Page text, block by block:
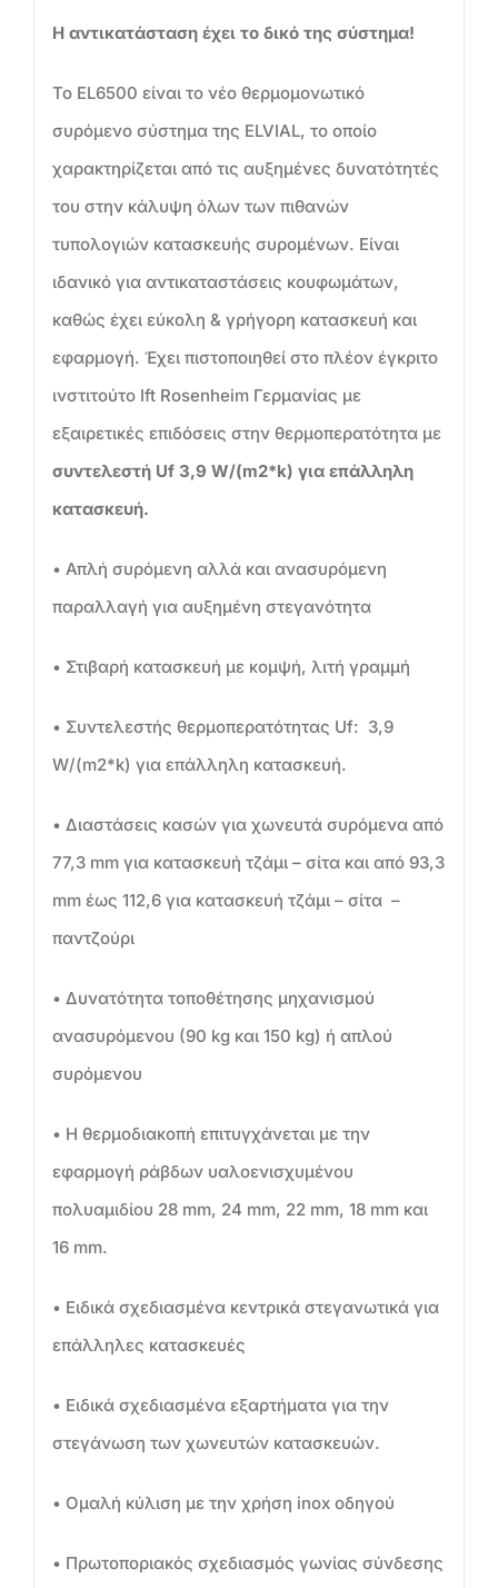
Hαντικατάσταση έχει το δικό της σύστημα!
Το EL6500 είναι το νέο θερμομονωτικό
συρόμενο σύστημα της ELVIAL, το οποίο
χαρακτηρίζεται από τις αυξημένες δυνατότητές
του στην κάλυψη όλων των πιθανών
τυπολογιών κατασκευής συρομένων. Είναι
ιδανικό για αντικαταστάσεις κουφωμάτων,
καθώς έχει εύκολη & γρήγορη κατασκευή και
εφαρμογή. Έχει πιστοποιηθεί στο πλέον έγκριτο
ινστιτούτο Ift Rosenheim Γερμανίας με
εξαιρετικές επιδόσεις στην θερμοπερατότητα με
συντελεστή Uf 3,9 W/(m2*k) για επάλληλη
κατασκευή.
• Απλή συρόμενη αλλά και ανασυρόμενη
παραλλαγή για αυξημένη στεγανότητα
• Στιβαρή κατασκευή με κομψή, λιτή γραμμή
• Συντελεστής θερμοπερατότητας Uf: 3,9
W/(m2*k) για επάλληλη κατασκευή.
• Διαστάσεις κασών για χωνευτά συρόμενα από
77,3 mm για κατασκευή τζάμι – σίτα και από 93,3
mm έως 112,6 για κατασκευή τζάμι – σίτα –
παντζούρι
• Δυνατότητα τοποθέτησης μηχανισμού
ανασυρόμενου (90 kg και 150 kg) ή απλού
συρόμενου
• Η θερμοδιακοπή επιτυγχάνεται με την
εφαρμογή ράβδων υαλοενισχυμένου
πολυαμιδίου 28 mm, 24 mm, 22 mm, 18 mm και
16 mm.
• Ειδικά σχεδιασμένα κεντρικά στεγανωτικά για
επάλληλες κατασκευές
• Ειδικά σχεδιασμένα εξαρτήματα για την
στεγάνωση των χωνευτών κατασκευών.
• Ομαλή κύλιση με την χρήση inox οδηγού
• Πρωτοποριακός σχεδιασμός γωνίας σύνδεσης